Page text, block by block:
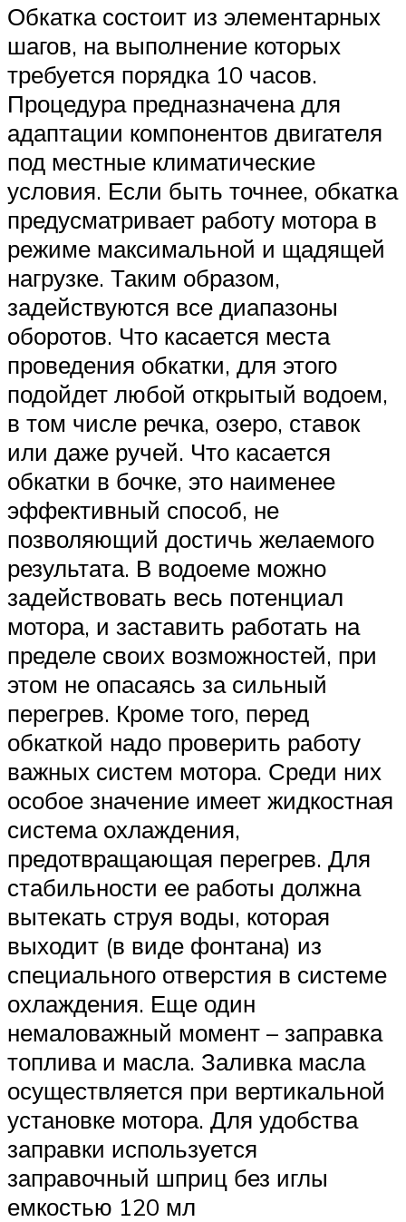
Обкатка состоит из элементарных
шагов, на выполнение которых
требуется порядка 10 часов.
Процедура предназначена для
адаптации компонентов двигателя
под местные климатические
условия. Если быть точнее, обкатка
предусматривает работу мотора в
режиме максимальной и щадящей
нагрузке. Таким образом,
задействуются все диапазоны
оборотов. Что касается места
проведения обкатки, для этого
подойдет любой открытый водоем,
в том числе речка, озеро, ставок
или даже ручей. Что касается
обкатки в бочке, это наименее
эффективный способ, не
позволяющий достичь желаемого
результата. В водоеме можно
задействовать весь потенциал
мотора, и заставить работать на
пределе своих возможностей, при
этом не опасаясь за сильный
перегрев. Кроме того, перед
обкаткой надо проверить работу
важных систем мотора. Среди них
особое значение имеет жидкостная
система охлаждения,
предотвращающая перегрев. Для
стабильности ее работы должна
вытекать струя воды, которая
выходит (в виде фонтана) из
специального отверстия в системе
охлаждения. Еще один
немаловажный момент – заправка
топлива и масла. Заливка масла
осуществляется при вертикальной
установке мотора. Для удобства
заправки используется
заправочный шприц без иглы
емкостью 120 мл